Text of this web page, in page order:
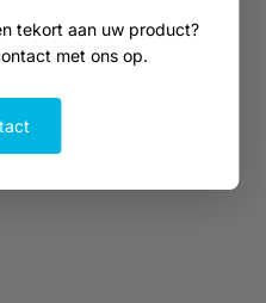
tekort aan uw product?
met ons op.